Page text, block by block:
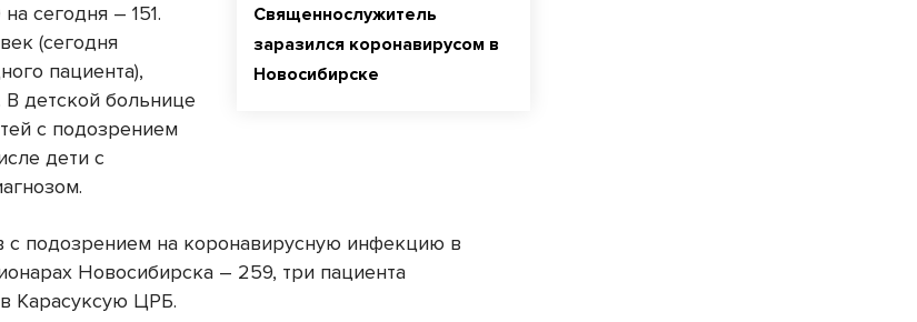
Священнослужитель
заразился коронавирусом в
Новосибирске
сегодня – 151.
(сегодня
пациента),
В детской больнице
с подозрением
дети с
с подозрением на коронавирусную инфекцию в
Новосибирска – 259, три пациента
Карасуксую ЦРБ.